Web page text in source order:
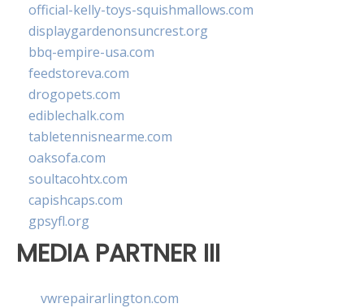
official-kelly-toys-squishmallows.com
displaygardenonsuncrest.org
bbq-empire-usa.com
feedstoreva.com
drogopets.com
ediblechalk.com
tabletennisnearme.com
oaksofa.com
soultacohtx.com
capishcaps.com
gpsyfl.org
MEDIA PARTNER III
vwrepairarlington.com